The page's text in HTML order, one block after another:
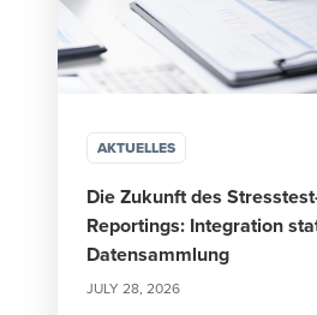
AKTUELLES
Die Zukunft des
Reportings: Integration
Datensammlung
JULY 28, 2026